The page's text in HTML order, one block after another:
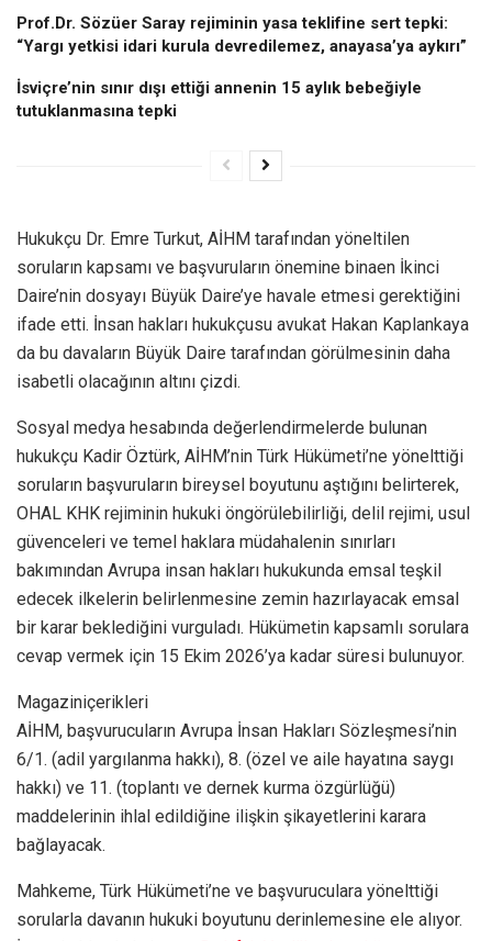
Prof.Dr. Sözüer Saray rejiminin yasa teklifine sert tepki:
“Yargı yetkisi idari kurula devredilemez, anayasa’ya aykırı”
İsviçre’nin sınır dışı ettiği annenin 15 aylık bebeğiyle
tutuklanmasına tepki
Hukukçu Dr. Emre Turkut, AİHM tarafından yöneltilen
soruların kapsamı ve başvuruların önemine binaen İkinci
Daire’nin dosyayı Büyük Daire’ye havale etmesi gerektiğini
ifade etti. İnsan hakları hukukçusu avukat Hakan Kaplankaya
da bu davaların Büyük Daire tarafından görülmesinin daha
isabetli olacağının altını çizdi.
Sosyal medya hesabında değerlendirmelerde bulunan
hukukçu Kadir Öztürk, AİHM’nin Türk Hükümeti’ne yönelttiği
soruların başvuruların bireysel boyutunu aştığını belirterek,
OHAL KHK rejiminin hukuki öngörülebilirliği, delil rejimi, usul
güvenceleri ve temel haklara müdahalenin sınırları
bakımından Avrupa insan hakları hukukunda emsal teşkil
edecek ilkelerin belirlenmesine zemin hazırlayacak emsal
bir karar beklediğini vurguladı. Hükümetin kapsamlı sorulara
cevap vermek için 15 Ekim 2026’ya kadar süresi bulunuyor.
Magaziniçerikleri
AİHM, başvurucuların Avrupa İnsan Hakları Sözleşmesi’nin
6/1. (adil yargılanma hakkı), 8. (özel ve aile hayatına saygı
hakkı) ve 11. (toplantı ve dernek kurma özgürlüğü)
maddelerinin ihlal edildiğine ilişkin şikayetlerini karara
bağlayacak.
Mahkeme, Türk Hükümeti’ne ve başvuruculara yönelttiği
sorularla davanın hukuki boyutunu derinlemesine ele alıyor.